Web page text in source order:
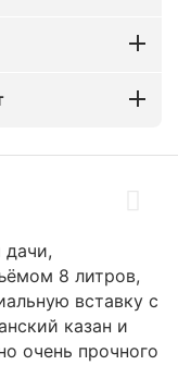
8 литров,
вставку с
казан и
очень прочного